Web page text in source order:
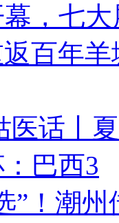
，七
百年
医话丨
巴西3
”！潮